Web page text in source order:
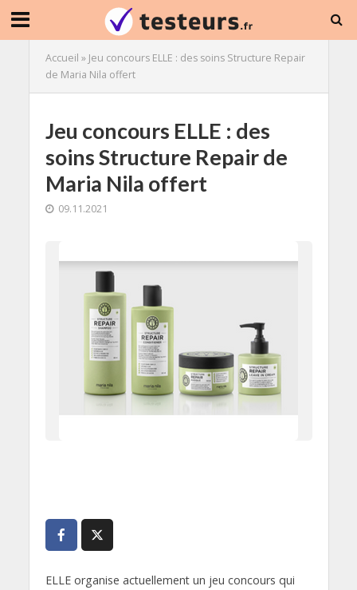
Accueil » Jeu concours ELLE : des soins Structure Repair
de Maria Nila offert
Jeu concours ELLE : des
soins Structure Repair de
Maria Nila offert
09.11.2021
ELLE organise actuellement un jeu concours qui